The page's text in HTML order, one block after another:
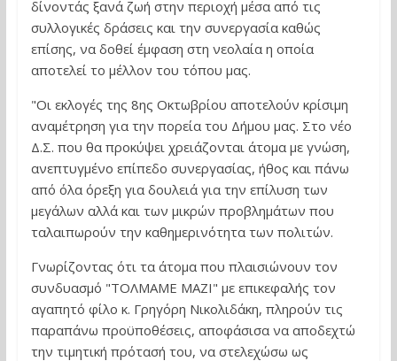
δίνοντάς ξανά ζωή στην περιοχή μέσα από τις
συλλογικές δράσεις και την συνεργασία καθώς
επίσης, να δοθεί έμφαση στη νεολαία η οποία
αποτελεί το μέλλον του τόπου μας.
"Οι εκλογές της 8ης Οκτωβρίου αποτελούν κρίσιμη
αναμέτρηση για την πορεία του Δήμου μας. Στο νέο
Δ.Σ. που θα προκύψει χρειάζονται άτομα με γνώση,
ανεπτυγμένο επίπεδο συνεργασίας, ήθος και πάνω
από όλα όρεξη για δουλειά για την επίλυση των
μεγάλων αλλά και των μικρών προβλημάτων που
ταλαιπωρούν την καθημερινότητα των πολιτών.
Γνωρίζοντας ότι τα άτομα που πλαισιώνουν τον
συνδυασμό "ΤΟΛΜΑΜΕ ΜΑΖΙ" με επικεφαλής τον
αγαπητό φίλο κ. Γρηγόρη Νικολιδάκη, πληρούν τις
παραπάνω προϋποθέσεις, αποφάσισα να αποδεχτώ
την τιμητική πρότασή του, να στελεχώσω ως